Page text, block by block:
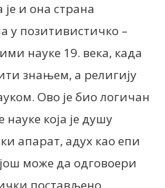
и она страна
у позитивистичко –
науке 19. века, када
знањем, а религију
Ово је био логичан
науке која је душу
апарат, адух као епи
може да одговоери